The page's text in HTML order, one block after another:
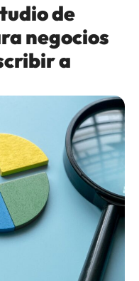
de
negocios
a